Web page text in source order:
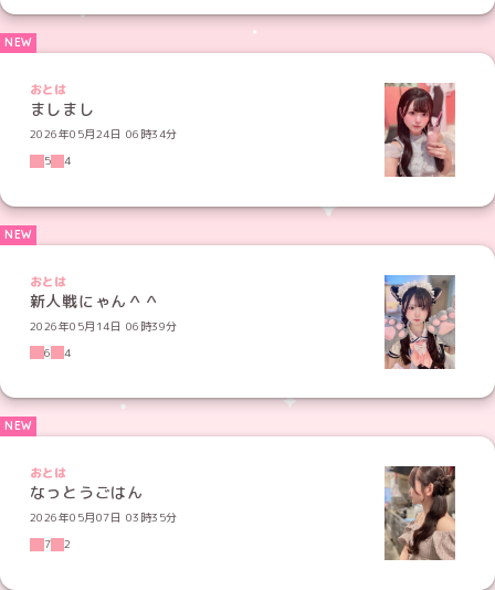
おとは
ましまし
2026年05月24日 06時34分
5
4
おとは
新人戦にゃん＾＾
2026年05月14日 06時39分
6
4
おとは
なっとうごはん
2026年05月07日 03時35分
7
2